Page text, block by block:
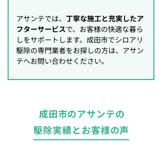
アサンテでは、 丁寧な施工と充実したア
フターサービスで、お客様の快適な暮ら
しをサポートします。成田市でシロアリ
駆除の専門業者をお探しの方は、アサン
テへお問い合わせください。
成田市のアサンテの
駆除実績とお客様の声